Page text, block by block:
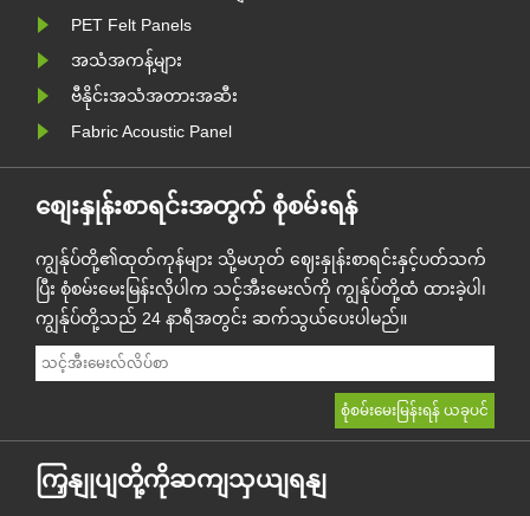
PET Felt Panels
အသံအကန့်များ
ဗီနိုင်းအသံအတားအဆီး
Fabric Acoustic Panel
စျေးနှုန်းစာရင်းအတွက် စုံစမ်းရန်
ကျွန်ုပ်တို့၏ထုတ်ကုန်များ သို့မဟုတ် ဈေးနှုန်းစာရင်းနှင့်ပတ်သက်
ပြီး စုံစမ်းမေးမြန်းလိုပါက သင့်အီးမေးလ်ကို ကျွန်ုပ်တို့ထံ ထားခဲ့ပါ၊
ကျွန်ုပ်တို့သည် 24 နာရီအတွင်း ဆက်သွယ်ပေးပါမည်။
ကြှနျုပျတို့ကိုဆကျသှယျရနျ